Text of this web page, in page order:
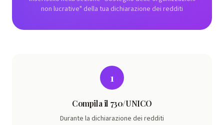
non lucrative" della tua dichiarazione dei redditi
1
Compila il 730/UNICO
Durante la dichiarazione dei redditi